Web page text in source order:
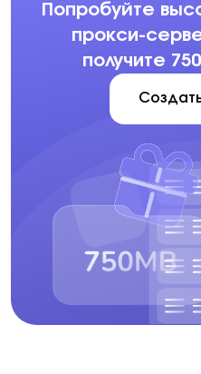
Попробуйте
прокси-
получите